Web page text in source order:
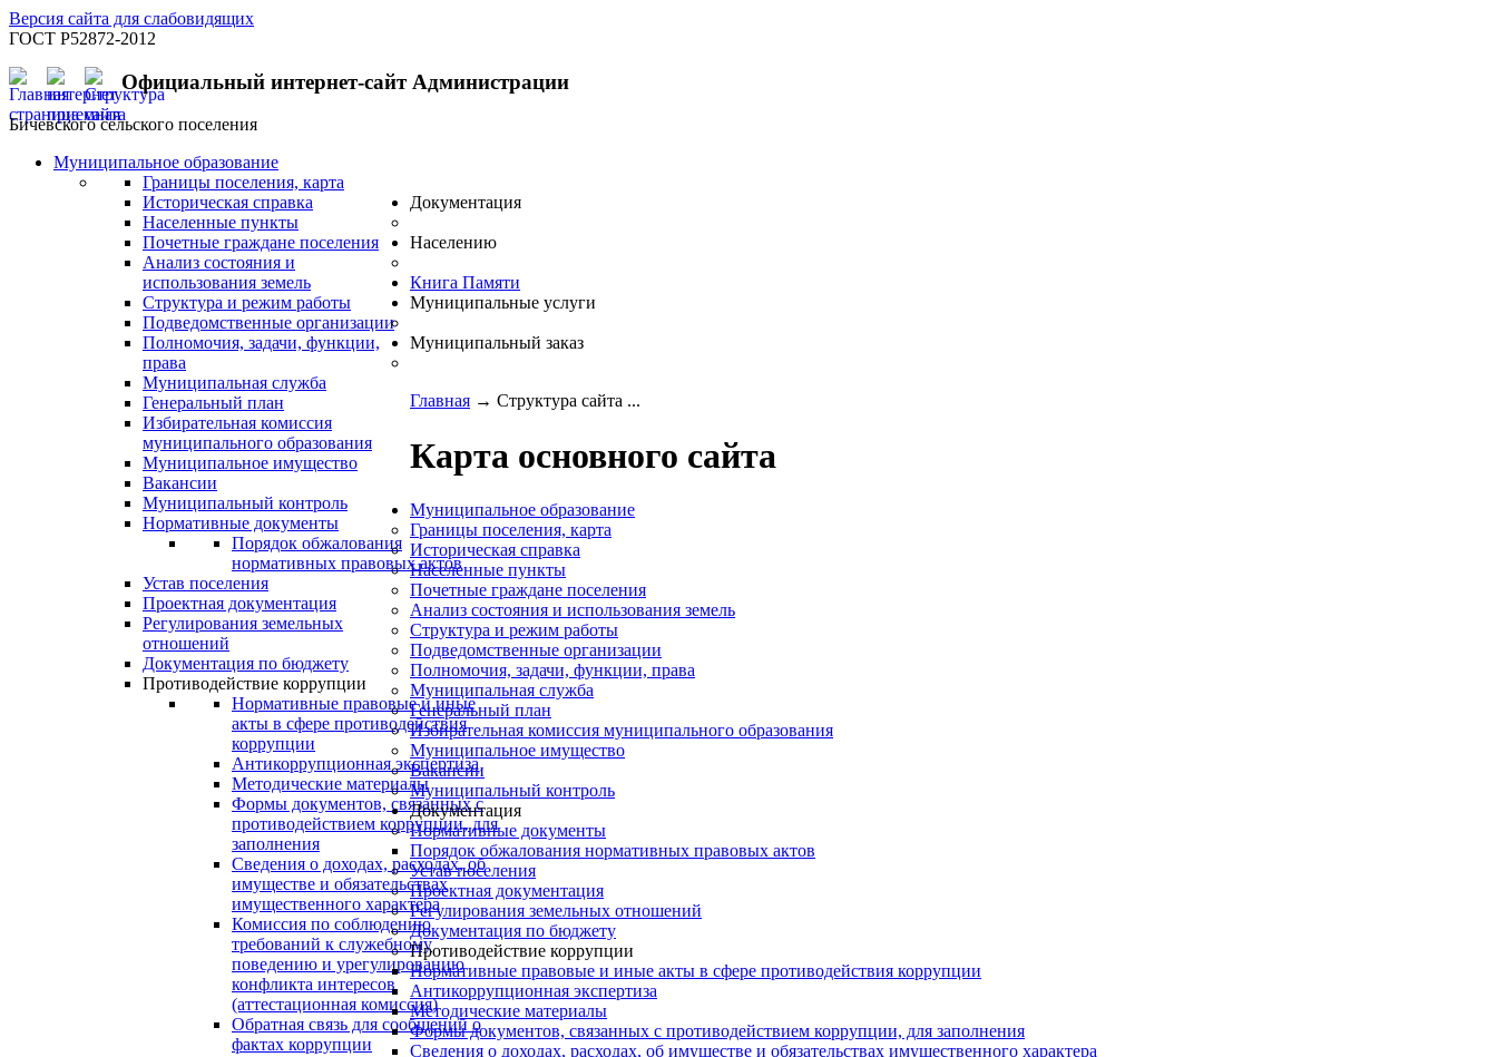
Версия сайта для слабовидящих
ГОСТ Р52872-2012
Официальный интернет-сайт Администрации
Бичевского сельского поселения
Муниципальное образование
Границы поселения, карта
Историческая справка
Населенные пункты
Почетные граждане поселения
Анализ состояния и
использования земель
Структура и режим работы
Подведомственные организации
Полномочия, задачи, функции,
права
Муниципальная служба
Генеральный план
Избирательная комиссия
муниципального образования
Муниципальное имущество
Вакансии
Муниципальный контроль
Документация
Нормативные документы
Порядок обжалования
нормативных правовых актов
Устав поселения
Проектная документация
Регулирования земельных
отношений
Документация по бюджету
Противодействие коррупции
Нормативные правовые и иные
акты в сфере противодействия
коррупции
Антикоррупционная экспертиза
Методические материалы
Формы документов, связанных с
противодействием коррупции, для
заполнения
Сведения о доходах, расходах, об
имуществе и обязательствах
имущественного характера
Комиссия по соблюдению
требований к служебному
поведению и урегулированию
конфликта интересов
(аттестационная комиссия)
Обратная связь для сообщений о
фактах коррупции
Населению
Книга Памяти
Муниципальные услуги
Муниципальный заказ
Главная → Структура сайта ...
Карта основного сайта
Муниципальное образование
Границы поселения, карта
Историческая справка
Населенные пункты
Почетные граждане поселения
Анализ состояния и использования земель
Структура и режим работы
Подведомственные организации
Полномочия, задачи, функции, права
Муниципальная служба
Генеральный план
Избирательная комиссия муниципального образования
Муниципальное имущество
Вакансии
Муниципальный контроль
Документация
Нормативные документы
Порядок обжалования нормативных правовых актов
Устав поселения
Проектная документация
Регулирования земельных отношений
Документация по бюджету
Противодействие коррупции
Нормативные правовые и иные акты в сфере противодействия коррупции
Антикоррупционная экспертиза
Методические материалы
Формы документов, связанных с противодействием коррупции, для заполнения
Сведения о доходах, расходах, об имуществе и обязательствах имущественного характера